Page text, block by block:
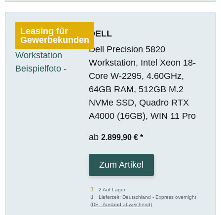
Leasing für
Gewerbekunden
DELL
Dell Precision 5820
Workstation, Intel Xeon 18-
Core W-2295, 4.60GHz,
64GB RAM, 512GB M.2
NVMe SSD, Quadro RTX
A4000 (16GB), WIN 11 Pro
ab 2.899,90 € *
Zum Artikel
2 Auf Lager
Lieferzeit:Deutschland - Express overnight
(DE - Ausland abweichend)